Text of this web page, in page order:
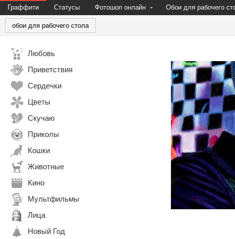
Граффити Статусы Фотошоп онлайн Обои для рабочего
обои для рабочего стола
Любовь
Приветствия
Сердечки
Цветы
Скучаю
Приколы
Кошки
Животные
Кино
Мультфильмы
Лица
Новый Год